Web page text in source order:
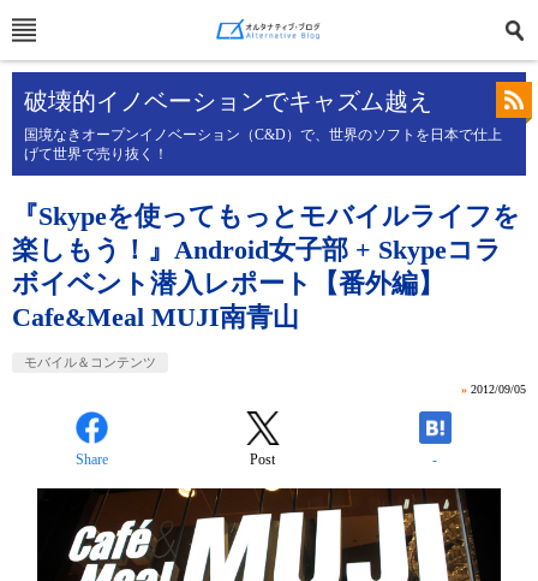
破壊的イノベーションでキャズム越え
国境なきオープンイノベーション（C&D）で、世界のソフトを日本で仕上
げて世界で売り抜く！
『Skypeを使ってもっとモバイルライフを
楽しもう！』Android女子部 + Skypeコラ
ボイベント潜入レポート【番外編】
Cafe&Meal MUJI南青山
モバイル＆コンテンツ
» 2012/09/05
Share Post -